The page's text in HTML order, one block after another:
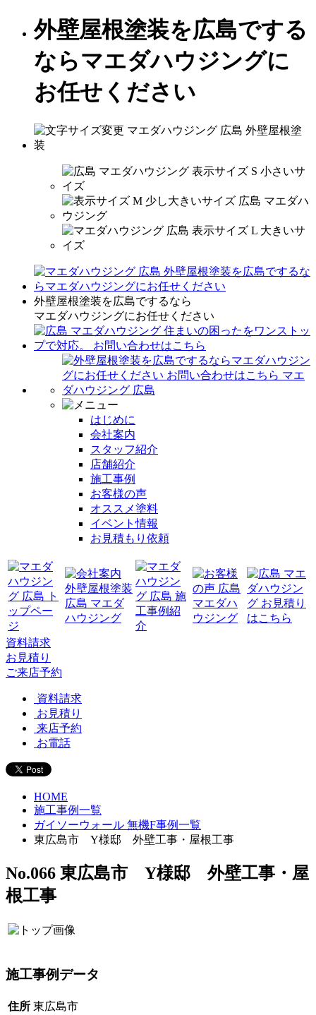
外壁屋根塗装を広島でする
ならマエダハウジングに
お任せください
外壁屋根塗装を広島でするなら
マエダハウジングにお任せください
はじめに
会社案内
スタッフ紹介
店舗紹介
施工事例
お客様の声
オススメ塗料
イベント情報
お見積もり依頼
資料請求
お見積り
ご来店予約
資料請求
お見積り
来店予約
お電話
HOME
施工事例一覧
ガイソーウォール 無機F事例一覧
東広島市 Y様邸 外壁工事・屋根工事
No.066 東広島市 Y様邸 外壁工事・屋
根工事
施工事例データ
住所 東広島市